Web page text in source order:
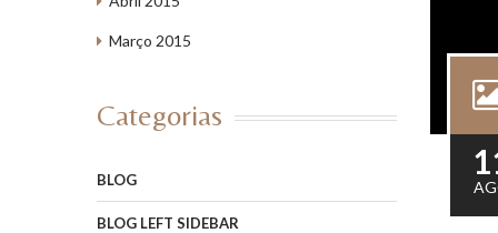
Março 2015
Categorias
BLOG
BLOG LEFT SIDEBAR